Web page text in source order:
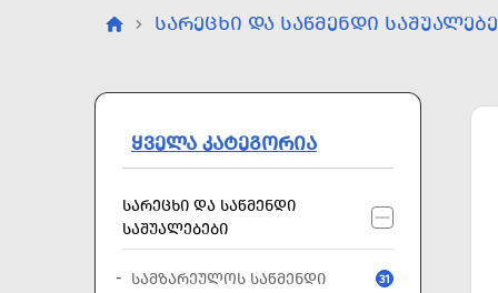
ᲡᲐᲠᲔᲪᲮᲘ ᲓᲐ ᲡᲐᲬᲛᲔᲜᲓᲘ
ᲧᲕᲔᲚᲐ ᲙᲐᲢᲔᲒᲝᲠᲘᲐ
ᲡᲐᲠᲔᲪᲮᲘ ᲓᲐ ᲡᲐᲬᲛᲔᲜᲓᲘ
ᲡᲐᲨᲣᲐᲚᲔᲑᲔᲑᲘ
ᲡᲐᲛᲖᲐᲠᲔᲣᲚᲝᲡ ᲡᲐᲬᲛᲔᲜᲓᲘ
31